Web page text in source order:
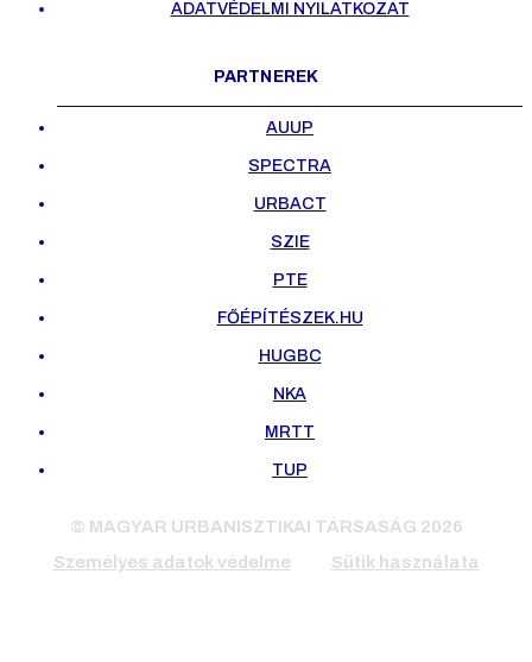
ADATVÉDELMI NYILATKOZAT
PARTNEREK
AUUP
SPECTRA
URBACT
SZIE
PTE
FŐÉPÍTÉSZEK.HU
HUGBC
NKA
MRTT
TUP
© MAGYAR URBANISZTIKAI TÁRSASÁG 2026
Személyes adatok védelme
Sütik használata